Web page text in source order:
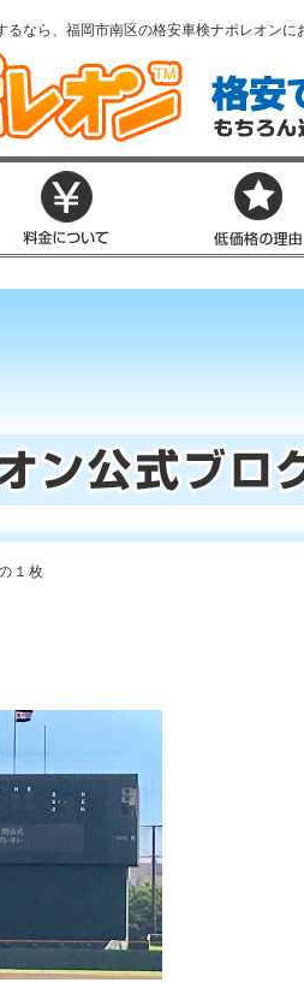
るなら、福岡市南区の格安車検ナポレオンに
１枚